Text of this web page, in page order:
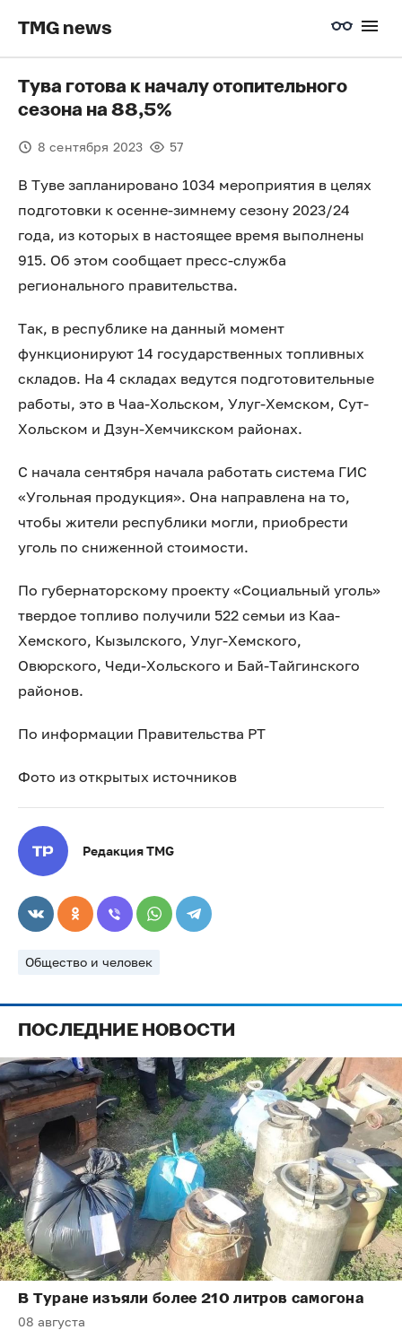
TMG news
Тува готова к началу отопительного
сезона на 88,5%
8 сентября 2023 57
В Туве запланировано 1034 мероприятия в целях
подготовки к осенне-зимнему сезону 2023/24
года, из которых в настоящее время выполнены
915. Об этом сообщает пресс-служба
регионального правительства.
Так, в республике на данный момент
функционируют 14 государственных топливных
складов. На 4 складах ведутся подготовительные
работы, это в Чаа-Хольском, Улуг-Хемском, Сут-
Хольском и Дзун-Хемчикском районах.
С начала сентября начала работать система ГИС
«Угольная продукция». Она направлена на то,
чтобы жители республики могли, приобрести
уголь по сниженной стоимости.
По губернаторскому проекту «Социальный уголь»
твердое топливо получили 522 семьи из Каа-
Хемского, Кызылского, Улуг-Хемского,
Овюрского, Чеди-Хольского и Бай-Тайгинского
районов.
По информации Правительства РТ
Фото из открытых источников
Редакция TMG
Общество и человек
ПОСЛЕДНИЕ НОВОСТИ
В Туране изъяли более 210 литров самогона
08 августа